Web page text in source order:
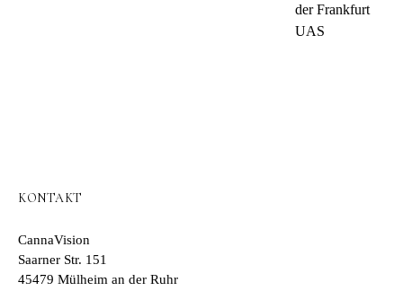
KONTAKT
CannaVision
Saarner Str. 151
45479 Mülheim an der Ruhr